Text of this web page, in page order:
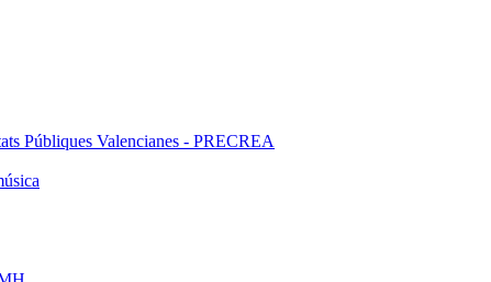
Públiques Valencianes - PRECREA